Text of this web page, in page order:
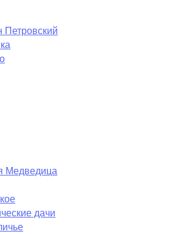
Медведица
дачи